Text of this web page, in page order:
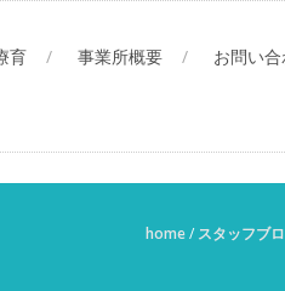
育 事業所概要 お問い
home/ スタッフブ